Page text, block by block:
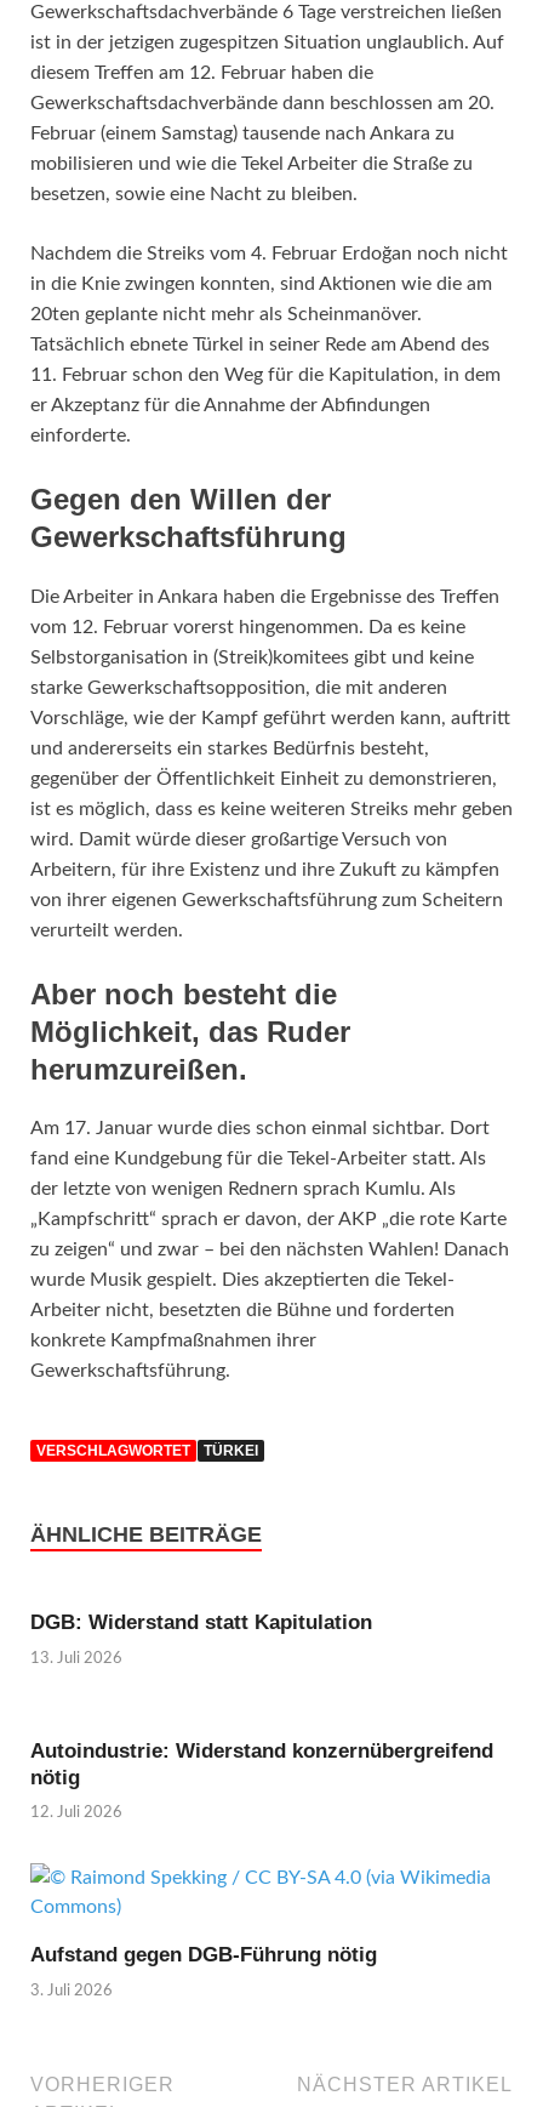
Gewerkschaftsdachverbände 6 Tage verstreichen ließen
ist in der jetzigen zugespitzen Situation unglaublich. Auf
diesem Treffen am 12. Februar haben die
Gewerkschaftsdachverbände dann beschlossen am 20.
Februar (einem Samstag) tausende nach Ankara zu
mobilisieren und wie die Tekel Arbeiter die Straße zu
besetzen, sowie eine Nacht zu bleiben.
Nachdem die Streiks vom 4. Februar Erdoğan noch nicht
in die Knie zwingen konnten, sind Aktionen wie die am
20ten geplante nicht mehr als Scheinmanöver.
Tatsächlich ebnete Türkel in seiner Rede am Abend des
11. Februar schon den Weg für die Kapitulation, in dem
er Akzeptanz für die Annahme der Abfindungen
einforderte.
Gegen den Willen der
Gewerkschaftsführung
Die Arbeiter in Ankara haben die Ergebnisse des Treffen
vom 12. Februar vorerst hingenommen. Da es keine
Selbstorganisation in (Streik)komitees gibt und keine
starke Gewerkschaftsopposition, die mit anderen
Vorschläge, wie der Kampf geführt werden kann, auftritt
und andererseits ein starkes Bedürfnis besteht,
gegenüber der Öffentlichkeit Einheit zu demonstrieren,
ist es möglich, dass es keine weiteren Streiks mehr geben
wird. Damit würde dieser großartige Versuch von
Arbeitern, für ihre Existenz und ihre Zukuft zu kämpfen
von ihrer eigenen Gewerkschaftsführung zum Scheitern
verurteilt werden.
Aber noch besteht die
Möglichkeit, das Ruder
herumzureißen.
Am 17. Januar wurde dies schon einmal sichtbar. Dort
fand eine Kundgebung für die Tekel-Arbeiter statt. Als
der letzte von wenigen Rednern sprach Kumlu. Als
„Kampfschritt“ sprach er davon, der AKP „die rote Karte
zu zeigen“ und zwar – bei den nächsten Wahlen! Danach
wurde Musik gespielt. Dies akzeptierten die Tekel-
Arbeiter nicht, besetzten die Bühne und forderten
konkrete Kampfmaßnahmen ihrer
Gewerkschaftsführung.
VERSCHLAGWORTET TÜRKEI
ÄHNLICHE BEITRÄGE
DGB: Widerstand statt Kapitulation
13. Juli 2026
Autoindustrie: Widerstand konzernübergreifend
nötig
12. Juli 2026
Aufstand gegen DGB-Führung nötig
3. Juli 2026
VORHERIGER
NÄCHSTER ARTIKEL